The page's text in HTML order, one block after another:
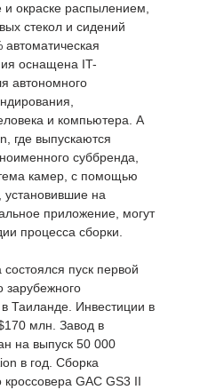
и окраске распылением,
стекол и сидений
оснащена IT-
автономного
и компьютера. А
где выпускаются
суббренда,
камер, с помощью
установившие на
приложение, могут
процесса сборки.
пуск первой
зарубежного
Таиланде. Инвестиции в
млн. Завод в
на выпуск 50 000
в год. Сборка
GAC GS3 II